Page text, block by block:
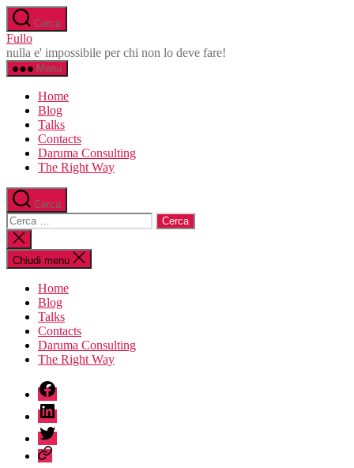
Salta
al
contenuto
Cerca
Fullo
nulla e' impossibile per chi non lo deve fare!
Menu
Home
Blog
Talks
Contacts
Daruma Consulting
The Right Way
Cerca
Cerca:
Chiudi
la
ricerca
Chiudi menu
Home
Blog
Talks
Contacts
Daruma Consulting
The Right Way
fb
linkedin
twitter
sessionize